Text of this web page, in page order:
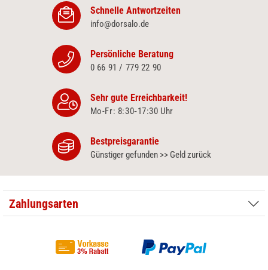
Schnelle Antwortzeiten
info@dorsalo.de
Persönliche Beratung
0 66 91 / 779 22 90
Sehr gute Erreichbarkeit!
Mo-Fr: 8:30‑17:30 Uhr
Bestpreisgarantie
Günstiger gefunden >> Geld zurück
Zahlungsarten